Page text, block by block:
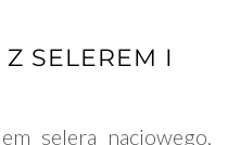
SELEREM I
selera naciowego,